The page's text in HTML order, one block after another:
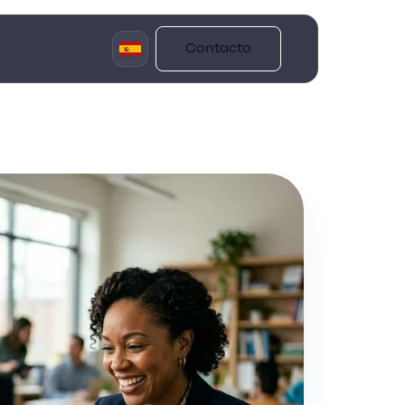
Contacto